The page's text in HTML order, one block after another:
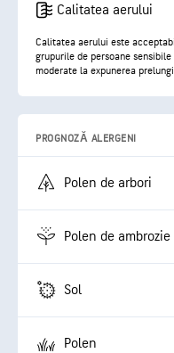
Calitatea aerului
Calitatea aerului este
grupurile de persoane
moderate la expunerea
PROGNOZĂ ALERGENI
Polen de arbori
Polen de ambrozie
Sol
Polen